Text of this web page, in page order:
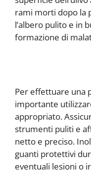
rami morti dopo la
l’albero pulito e in
formazione di
Per effettuare una
importante
appropriato.
strumenti puliti e
netto e preciso.
guanti protettivi
eventuali lesioni o